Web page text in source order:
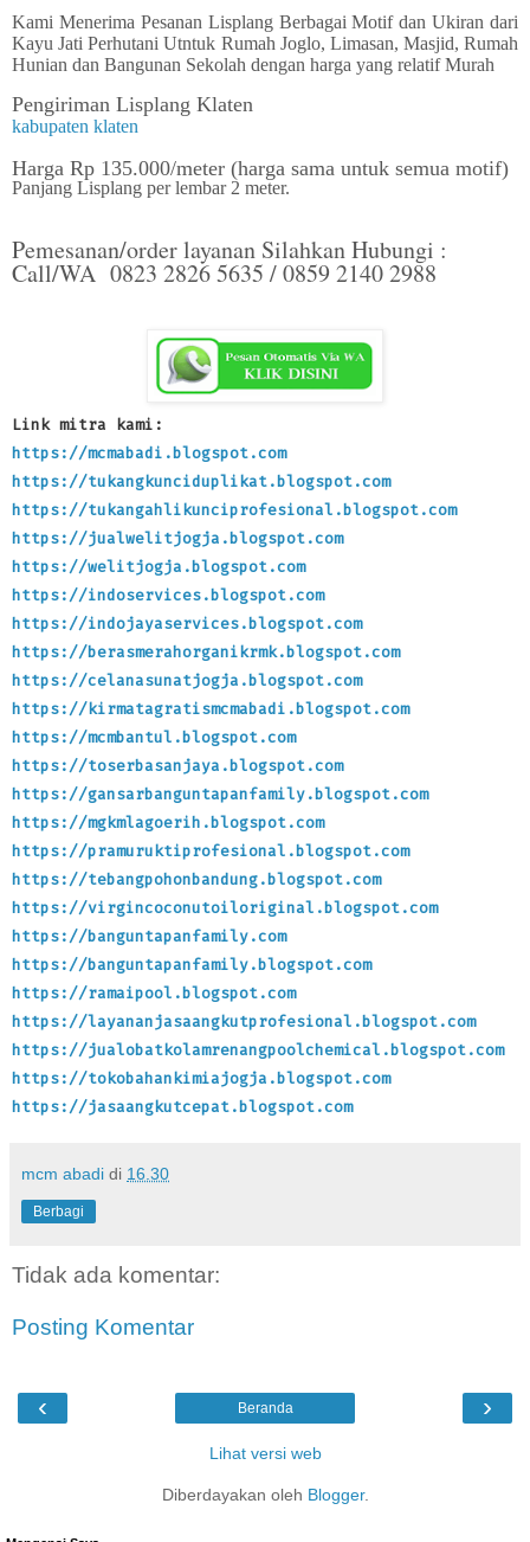
Kami Menerima Pesanan Lisplang Berbagai Motif dan Ukiran dari
Kayu Jati Perhutani Utntuk Rumah Joglo, Limasan, Masjid, Rumah
Hunian dan Bangunan Sekolah dengan harga yang relatif Murah
Pengiriman Lisplang Klaten
kabupaten klaten
Harga Rp 135.000/meter (harga sama untuk semua motif)
Panjang Lisplang per lembar 2 meter.
Pemesanan/order layanan Silahkan Hubungi :
Call/WA 0823 2826 5635 / 0859 2140 2988
Link mitra kami:
https://mcmabadi.blogspot.com
https://tukangkunciduplikat.blogspot.com
https://tukangahlikunciprofesional.blogspot.com
https://jualwelitjogja.blogspot.com
https://welitjogja.blogspot.com
https://indoservices.blogspot.com
https://indojayaservices.blogspot.com
https://berasmerahorganikrmk.blogspot.com
https://celanasunatjogja.blogspot.com
https://kirmatagratismcmabadi.blogspot.com
https://mcmbantul.blogspot.com
https://toserbasanjaya.blogspot.com
https://gansarbanguntapanfamily.blogspot.com
https://mgkmlagoerih.blogspot.com
https://pramuruktiprofesional.blogspot.com
https://tebangpohonbandung.blogspot.com
https://virgincoconutoiloriginal.blogspot.com
https://banguntapanfamily.com
https://banguntapanfamily.blogspot.com
https://ramaipool.blogspot.com
https://layananjasaangkutprofesional.blogspot.com
https://jualobatkolamrenangpoolchemical.blogspot.com
https://tokobahankimiajogja.blogspot.com
https://jasaangkutcepat.blogspot.com
mcm abadi di 16.30
Berbagi
Tidak ada komentar:
Posting Komentar
‹ ›
Beranda
Lihat versi web
Diberdayakan oleh Blogger.